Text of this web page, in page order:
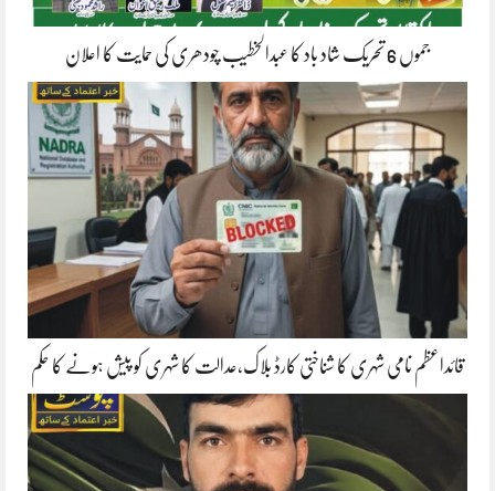
جموں 6 تحریک شاد باد کا عبدالخطیب چودھری کی حمایت کا اعلان
قائداعظم نامی شہری کا شناختی کارڈ بلاک،عدالت کا شہری کو پیش ہونے کا حکم